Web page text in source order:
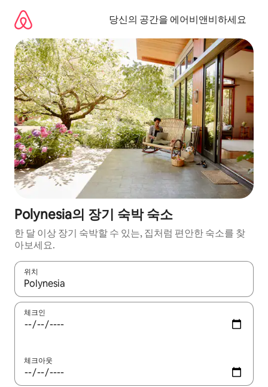
당신의 공간을 에어비앤비하세요
Polynesia의 장기 숙박 숙소
한 달 이상 장기 숙박할 수 있는, 집처럼 편안한 숙소를 찾
아보세요.
위치
결과가 나오면 위·아래 화살표 키를 사용하거나 터치 또는 스와이
체크인
체크아웃